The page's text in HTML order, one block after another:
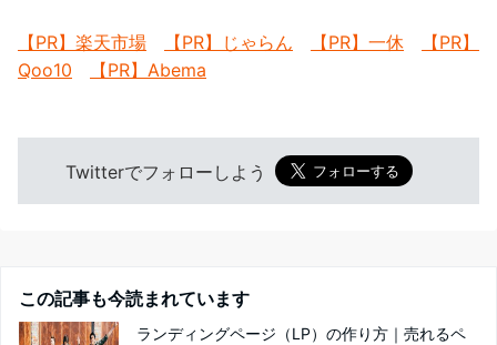
【PR】楽天市場 【PR】じゃらん 【PR】一休
【PR】
Qoo10
【PR】Abema
Twitterでフォローしよう
この記事も今読まれています
ランディングページ（LP）の作り方｜売れるペ